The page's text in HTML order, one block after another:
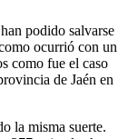
podido salvarse
ocurrió con un
como fue el caso
de Jaén en
la misma suerte.